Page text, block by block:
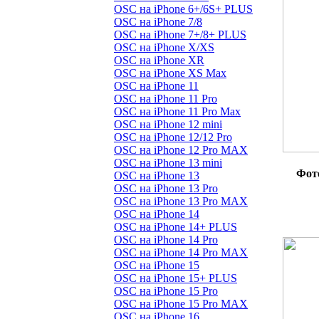
OSC на iPhone 6+/6S+ PLUS
OSC на iPhone 7/8
OSC на iPhone 7+/8+ PLUS
OSC на iPhone X/XS
OSC на iPhone XR
OSC на iPhone XS Max
OSC на iPhone 11
OSC на iPhone 11 Pro
OSC на iPhone 11 Pro Max
OSC на iPhone 12 mini
OSC на iPhone 12/12 Pro
OSC на iPhone 12 Pro MAX
OSC на iPhone 13 mini
OSC на iPhone 13
OSC на iPhone 13 Pro
OSC на iPhone 13 Pro MAX
OSC на iPhone 14
OSC на iPhone 14+ PLUS
OSC на iPhone 14 Pro
OSC на iPhone 14 Pro MAX
OSC на iPhone 15
OSC на iPhone 15+ PLUS
OSC на iPhone 15 Pro
OSC на iPhone 15 Pro MAX
OSC на iPhone 16